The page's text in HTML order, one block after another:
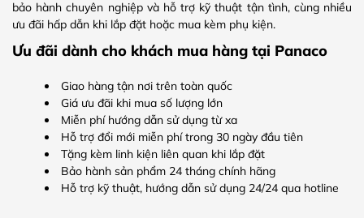
bảo hành chuyên nghiệp và hỗ trợ kỹ thuật tận tình, cùng nhiều
ưu đãi hấp dẫn khi lắp đặt hoặc mua kèm phụ kiện.
Ưu đãi dành cho khách mua hàng tại Panaco
Giao hàng tận nơi trên toàn quốc
Giá ưu đãi khi mua số lượng lớn
Miễn phí hướng dẫn sử dụng từ xa
Hỗ trợ đổi mới miễn phí trong 30 ngày đầu tiên
Tặng kèm linh kiện liên quan khi lắp đặt
Bảo hành sản phẩm 24 tháng chính hãng
Hỗ trợ kỹ thuật, hướng dẫn sử dụng 24/24 qua hotline